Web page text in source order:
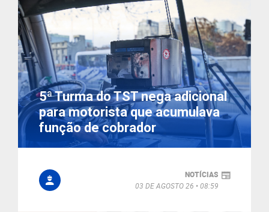
5ª Turma do TST nega adicional
para motorista que acumulava
função de cobrador
NOTÍCIAS
03 DE AGOSTO 26
08:59